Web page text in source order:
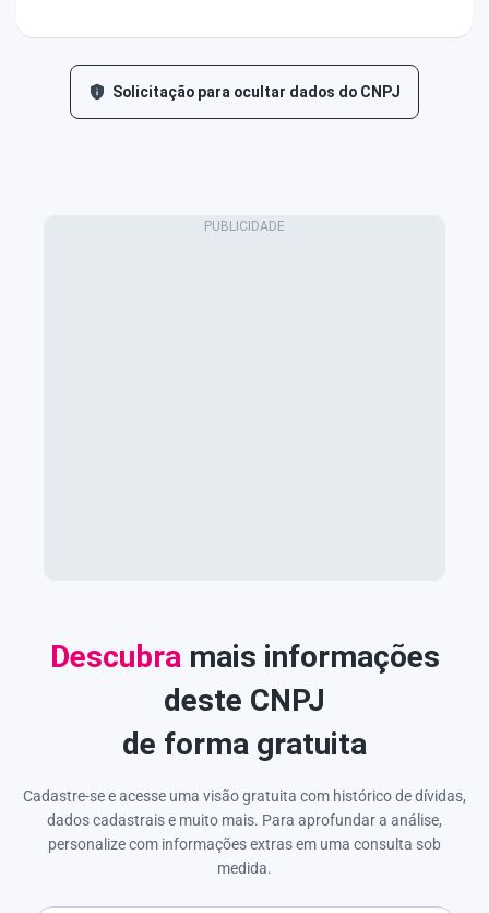
Solicitação para ocultar dados do CNPJ
Descubramais informações
deste CNPJ
de forma gratuita
Cadastre-se e acesse uma visão gratuita com histórico de dívidas,
dados cadastrais e muito mais. Para aprofundar a análise,
personalize com informações extras em uma consulta sob
medida.